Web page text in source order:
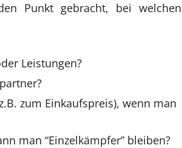
Punkt gebracht, bei welchen
Leistungen?
zum Einkaufspreis), wenn man
man “Einzelkämpfer” bleiben?